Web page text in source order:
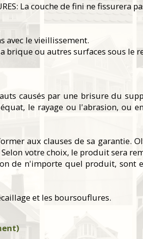
La couche de fini ne
avec le vieillissement.
brique ou autres surfaces sous le
causés par une brisure du
le rayage ou l'abrasion, ou
aux clauses de sa garantie.
votre choix, le produit sera
de n'importe quel produit, sont
et les boursouflures.